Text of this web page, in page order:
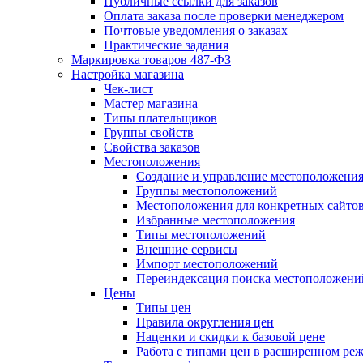
Оплата заказа после проверки менеджером
Почтовые уведомления о заказах
Практические задания
Маркировка товаров 487-ФЗ
Настройка магазина
Чек-лист
Мастер магазина
Типы плательщиков
Группы свойств
Свойства заказов
Местоположения
Создание и управление
Группы местоположений
Местоположения для конкретных сайтов
Избранные местоположения
Типы местоположений
Внешние сервисы
Импорт местоположений
Переиндексация поиска
Цены
Типы цен
Правила округления цен
Наценки и скидки к базовой цене
Работа с типами цен в расширенном